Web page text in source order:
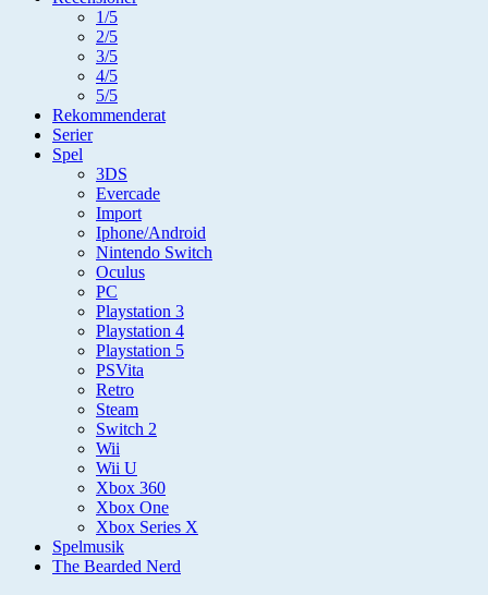
1/5
2/5
3/5
4/5
5/5
Rekommenderat
Serier
Spel
3DS
Evercade
Import
Iphone/Android
Nintendo Switch
Oculus
PC
Playstation 3
Playstation 4
Playstation 5
PSVita
Retro
Steam
Switch 2
Wii
Wii U
Xbox 360
Xbox One
Xbox Series X
Spelmusik
The Bearded Nerd